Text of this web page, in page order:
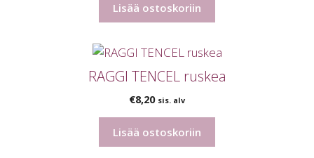
Lisää ostoskoriin
RAGGI TENCEL ruskea
€8,20 sis. alv
Lisää ostoskoriin